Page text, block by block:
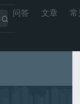
问答 文章 常